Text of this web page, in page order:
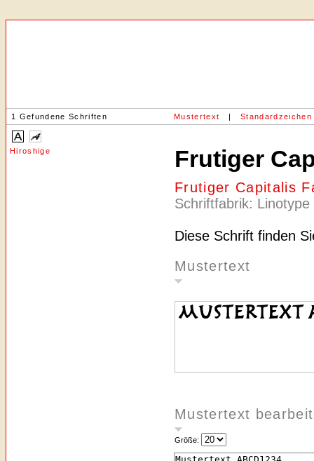
1 Gefundene Schriften Mustertext | Standardzeichen
Hiroshige Frutiger
Frutiger Capitalis
Schriftfabrik: Linotype
Diese Schrift finden
Mustertext
Mustertext
Größe: